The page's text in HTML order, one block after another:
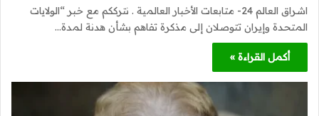
اشراق العالم 24- متابعات الأخبار العالمية . نترككم مع خبر “الولايات
المتحدة وإيران تتوصلان إلى مذكرة تفاهم بشأن هدنة لمدة…
أكمل القراءة »